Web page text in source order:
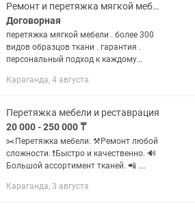
Ремонт и перетяжка мягкой мебели
Договорная
перетяжка мягкой мебели . более 300
видов образцов ткани . гарантия .
персональный подход к каждому
мягкой мебели любой сложности ! а
Караганда, 4 августа
Перетяжка мебели и реставрация
20 000 - 250 000 ₸
✂️Перетяжка мебели. ⚒️Ремонт любой
сложности. ❗️Быстро и качественно. 🔊
Большой ассортимент тканей. 📲 .
стоимости перетяжки. ⬇️
Караганда, 3 августа